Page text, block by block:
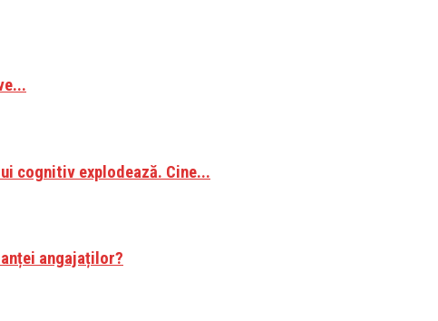
cognitiv explodează. Cine...
angajaților?